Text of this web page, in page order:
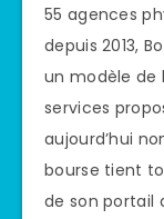
55 agences
depuis 2013,
un modèle de
services
aujourd’hui
bourse tient
de son portail